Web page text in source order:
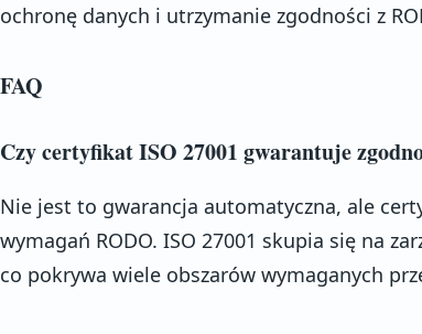
ochronę danych i utrzymanie zgodności z
FAQ
Czy certyfikat ISO 27001 gwarantuje
Nie jest to gwarancja automatyczna, ale
wymagań RODO. ISO 27001 skupia się na
co pokrywa wiele obszarów wymaganych